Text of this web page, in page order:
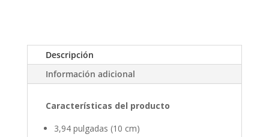
Descripción
Información adicional
Características del producto
3,94 pulgadas (10 cm)